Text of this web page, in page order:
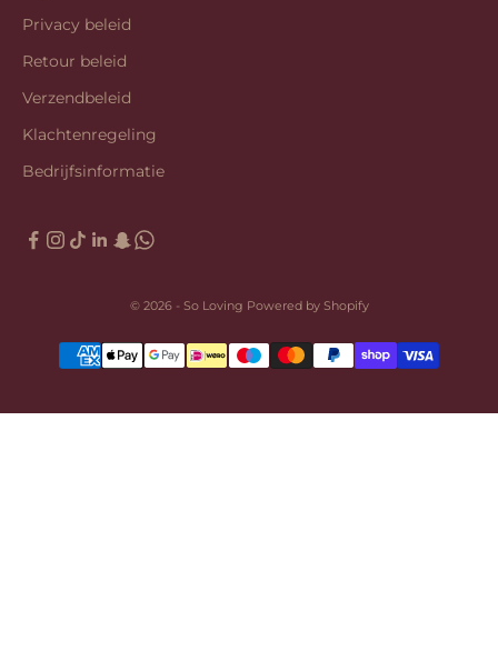
Privacy beleid
Retour beleid
Verzendbeleid
Klachtenregeling
Bedrijfsinformatie
© 2026 - So Loving Powered by Shopify